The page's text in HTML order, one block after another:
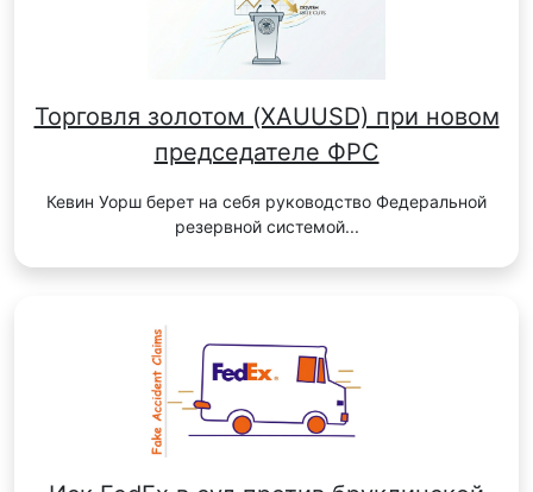
Торговля золотом (XAUUSD) при новом
председателе ФРС
Кевин Уорш берет на себя руководство Федеральной
резервной системой...